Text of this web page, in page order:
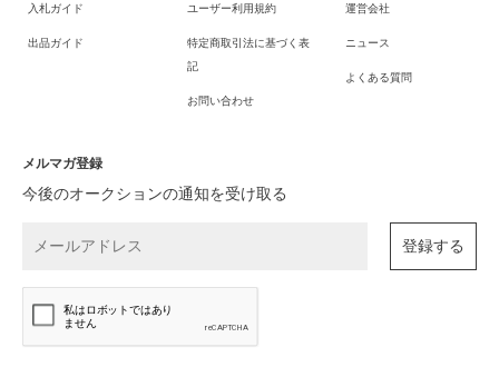
入札ガイド
出品ガイド
ユーザー利用規約
特定商取引法に基づく表
記
お問い合わせ
運営会社
ニュース
よくある質問
メルマガ登録
今後のオークションの通知を受け取る
登録する